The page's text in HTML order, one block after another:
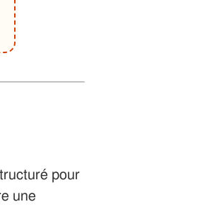
pour
une